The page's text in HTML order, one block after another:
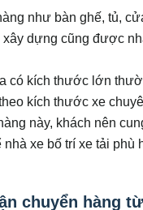
như bàn ghế, tủ,
dựng cũng được
có kích thước lớn
kích thước xe
này, khách nên
xe bố trí xe tải phù
chuyển hàng